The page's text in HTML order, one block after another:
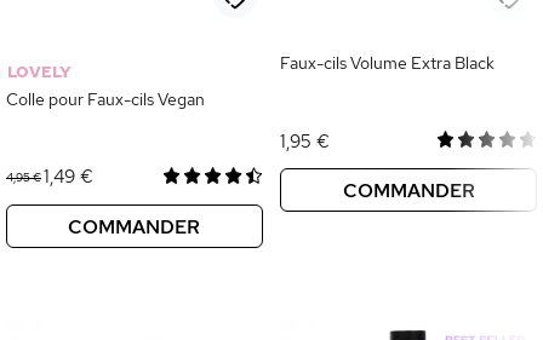
LOVELY
Colle pour Faux-cils Vegan
4,95 €1,49 €
COMMANDER
Faux-cils Volume Extra Black
1,95 €
COMMANDER